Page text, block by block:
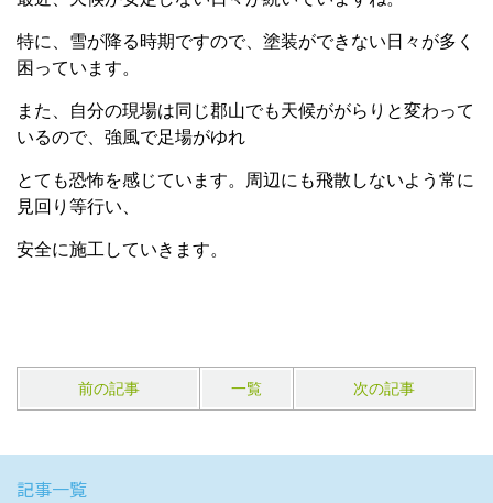
特に、雪が降る時期ですので、塗装ができない日々が多く
困っています。
また、自分の現場は同じ郡山でも天候ががらりと変わって
いるので、強風で足場がゆれ
とても恐怖を感じています。周辺にも飛散しないよう常に
見回り等行い、
安全に施工していきます。
前の記事 一覧 次の記事
記事一覧